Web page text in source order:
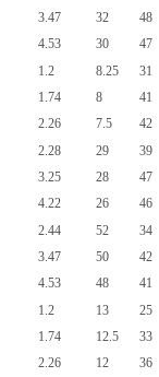
3.47
4.53
32
30
48
47
1.2
1.74
2.26
8.25
8
7.5
31
41
42
2.28
3.25
4.22
29
28
26
39
47
46
2.44
3.47
4.53
52
50
48
34
42
41
1.2
1.74
2.26
13
12.5
12
25
33
36